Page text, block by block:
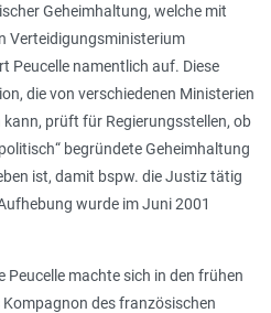
Geheimhaltung, welche mit
Verteidigungsministerium
Peucelle namentlich auf. Diese
die von verschiedenen Ministerien
prüft für Regierungsstellen, ob
“ begründete Geheimhaltung
ist, damit bspw. die Justiz tätig
wurde im Juni 2001
Peucelle machte sich in den frühen
des französischen